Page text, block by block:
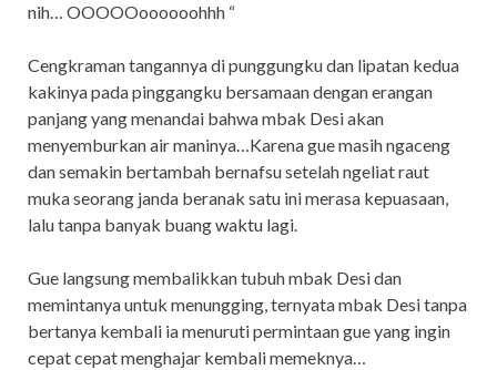
nih… OOOOOoooooohhh “
Cengkraman tangannya di punggungku dan lipatan kedua
kakinya pada pinggangku bersamaan dengan erangan
panjang yang menandai bahwa mbak Desi akan
menyemburkan air maninya…Karena gue masih ngaceng
dan semakin bertambah bernafsu setelah ngeliat raut
muka seorang janda beranak satu ini merasa kepuasaan,
lalu tanpa banyak buang waktu lagi.
Gue langsung membalikkan tubuh mbak Desi dan
memintanya untuk menungging, ternyata mbak Desi tanpa
bertanya kembali ia menuruti permintaan gue yang ingin
cepat cepat menghajar kembali memeknya…